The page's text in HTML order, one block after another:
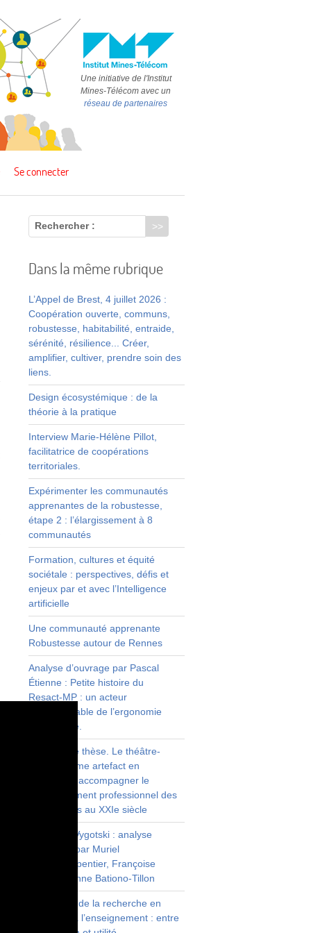
Une initiative de l'Institut
Mines-Télécom avec un
réseau de partenaires
Se connecter
Rechercher :
Dans la même rubrique
L’Appel de Brest, 4 juillet 2026 :
Coopération ouverte, communs,
robustesse, habitabilité, entraide,
sérénité, résilience... Créer,
amplifier, cultiver, prendre soin des
liens.
Design écosystémique : de la
théorie à la pratique
Interview Marie-Hélène Pillot,
facilitatrice de coopérations
territoriales.
Expérimenter les communautés
apprenantes de la robustesse,
étape 2 : l’élargissement à 8
communautés
Formation, cultures et équité
sociétale : perspectives, défis et
enjeux par et avec l’Intelligence
artificielle
Une communauté apprenante
Robustesse autour de Rennes
Analyse d’ouvrage par Pascal
Étienne : Petite histoire du
Resact‑MP : un acteur
incontournable de l’ergonomie
toulousaine.
Résumé de thèse. Le théâtre-
forum comme artefact en
formation : accompagner le
développement professionnel des
enseignants au XXIe siècle
Découvrir Vygotski : analyse
d’ouvrage par Muriel
Prévot‑Carpentier, Françoise
Decortis, Anne Bationo‑Tillon
Intégration de la recherche en
formation à l’enseignement : entre